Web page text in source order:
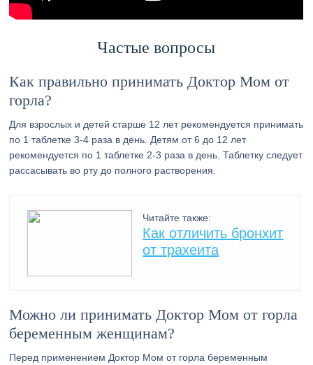
Частые вопросы
Как правильно принимать Доктор Мом от
горла?
Для взрослых и детей старше 12 лет рекомендуется принимать
по 1 таблетке 3-4 раза в день. Детям от 6 до 12 лет
рекомендуется по 1 таблетке 2-3 раза в день. Таблетку следует
рассасывать во рту до полного растворения.
Читайте также:
Как отличить бронхит
от трахеита
Можно ли принимать Доктор Мом от горла
беременным женщинам?
Перед применением Доктор Мом от горла беременным